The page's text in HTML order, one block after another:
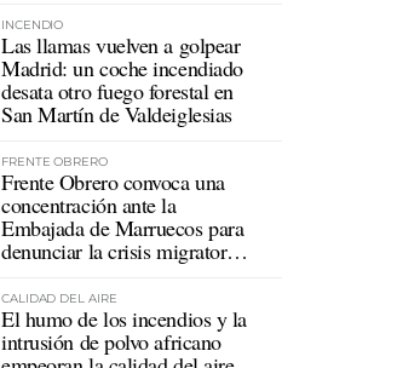
INCENDIO
Las llamas vuelven a golpear
Madrid: un coche incendiado
desata otro fuego forestal en
San Martín de Valdeiglesias
FRENTE OBRERO
Frente Obrero convoca una
concentración ante la
Embajada de Marruecos para
denunciar la crisis migratoria
CALIDAD DEL AIRE
El humo de los incendios y la
intrusión de polvo africano